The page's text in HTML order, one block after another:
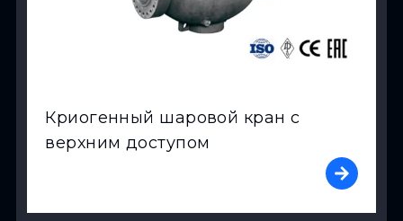
Криогенный шаровой кран с
верхним доступом